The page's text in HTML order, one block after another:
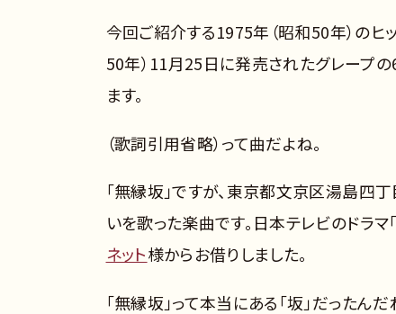
今回ご紹介する1975年（昭和50年）のヒッ
50年）11月25日に発売されたグレープの
ます。
（歌詞引用省略）って曲だよね。
「無縁坂」ですが、東京都文京区湯島四
いを歌った楽曲です。日本テレビのドラ
ネット様からお借りしました。
「無縁坂」って本当にある「坂」だったん